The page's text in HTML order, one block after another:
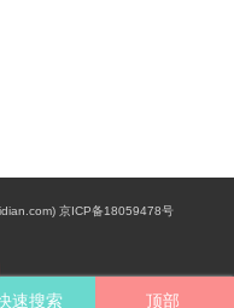
速搜索 顶部
京ICP备18059478号